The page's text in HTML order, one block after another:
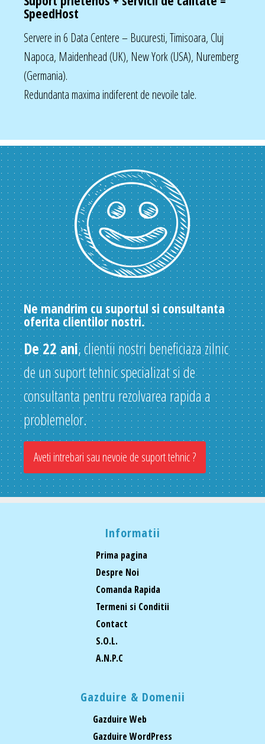
SpeedHost
Servere in 6 Data Centere – Bucuresti, Timisoara, Cluj
Napoca, Maidenhead (UK), New York (USA), Nuremberg
(Germania).
Redundanta maxima indiferent de nevoile tale.
Ne mandrim cu suportul si consultanta
oferita clientilor nostri.
De 22 ani, clientii nostri beneficiaza zilnic
de un suport tehnic specializat si de
consultanta pentru rezolvarea rapida a
problemelor.
Aveti intrebari sau nevoie de suport tehnic ?
Informatii
Prima pagina
Despre Noi
Comanda Rapida
Termeni si Conditii
Contact
S.O.L.
A.N.P.C
Gazduire & Domenii
Gazduire Web
Gazduire WordPress